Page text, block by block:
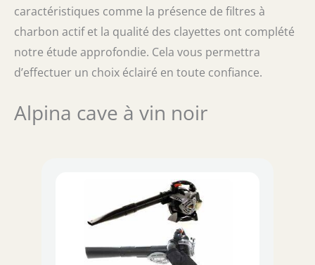
caractéristiques comme la présence de filtres à
charbon actif et la qualité des clayettes ont complété
notre étude approfondie. Cela vous permettra
d’effectuer un choix éclairé en toute confiance.
Alpina cave à vin noir